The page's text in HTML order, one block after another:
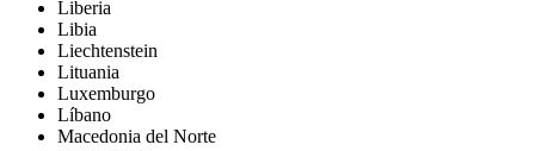
Liberia
Libia
Liechtenstein
Lituania
Luxemburgo
Líbano
Macedonia del Norte